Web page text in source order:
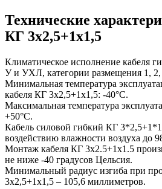
Технические
КГ 3х2,5+1х1,5
Климатическое исполнение кабеля
У и УХЛ, категории размещения 1,
Минимальная температура
кабеля КГ 3х2,5+1х1,5: -40°С.
Максимальная температура
+50°С.
Кабель силовой гибкий КГ
воздействию влажности воздуха до
Монтаж кабеля КГ 3х2.5+1х1.5
не ниже -40 градусов Цельсия.
Минимальный радиус изгиба при
3х2,5+1х1,5 – 105,6 миллиметров.